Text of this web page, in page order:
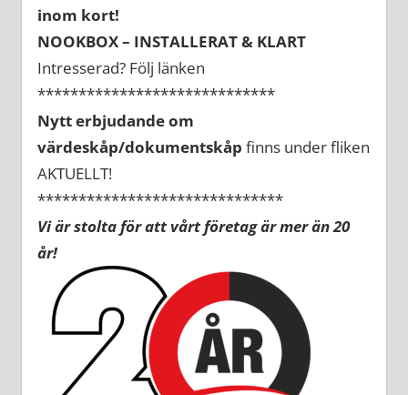
inom kort!
NOOKBOX – INSTALLERAT & KLART
Intresserad? Följ länken
*****************************
Nytt erbjudande om
värdeskåp/dokumentskåp finns under fliken
AKTUELLT!
******************************
Vi är stolta för att vårt företag är mer än 20
år!